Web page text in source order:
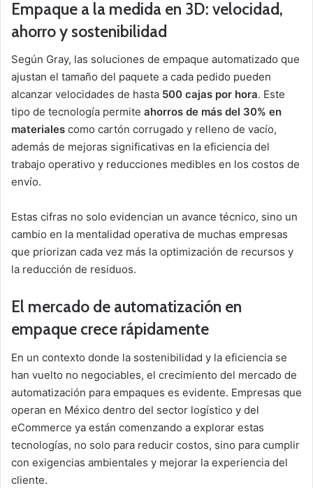
Empaque a la medida en 3D: velocidad,
ahorro y sostenibilidad
Según Gray, las soluciones de empaque automatizado que
ajustan el tamaño del paquete a cada pedido pueden
alcanzar velocidades de hasta 500 cajas por hora. Este
tipo de tecnología permite ahorros de más del 30% en
materiales como cartón corrugado y relleno de vacío,
además de mejoras significativas en la eficiencia del
trabajo operativo y reducciones medibles en los costos de
envío.
Estas cifras no solo evidencian un avance técnico, sino un
cambio en la mentalidad operativa de muchas empresas
que priorizan cada vez más la optimización de recursos y
la reducción de residuos.
El mercado de automatización en
empaque crece rápidamente
En un contexto donde la sostenibilidad y la eficiencia se
han vuelto no negociables, el crecimiento del mercado de
automatización para empaques es evidente. Empresas que
operan en México dentro del sector logístico y del
eCommerce ya están comenzando a explorar estas
tecnologías, no solo para reducir costos, sino para cumplir
con exigencias ambientales y mejorar la experiencia del
cliente.